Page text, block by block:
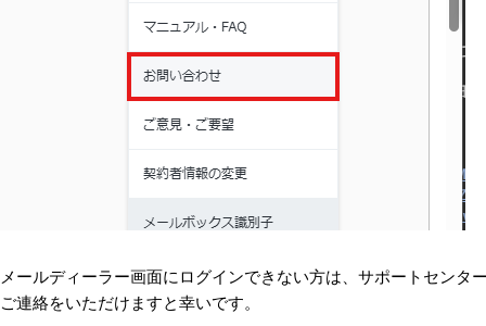
メールディーラー画面にログインできない方は、サポートセンタ
ご連絡をいただけますと幸いです。